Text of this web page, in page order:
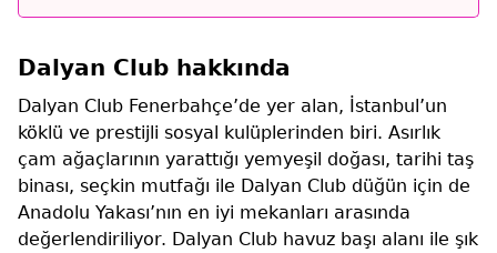
Dalyan Club hakkında
Dalyan Club Fenerbahçe’de yer alan, İstanbul’un
köklü ve prestijli sosyal kulüplerinden biri. Asırlık
çam ağaçlarının yarattığı yemyeşil doğası, tarihi taş
binası, seçkin mutfağı ile Dalyan Club düğün için de
Anadolu Yakası’nın en iyi mekanları arasında
değerlendiriliyor. Dalyan Club havuz başı alanı ile şık